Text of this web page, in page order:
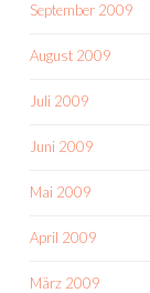
September 2009
August 2009
Juli 2009
Juni 2009
Mai 2009
April 2009
März 2009